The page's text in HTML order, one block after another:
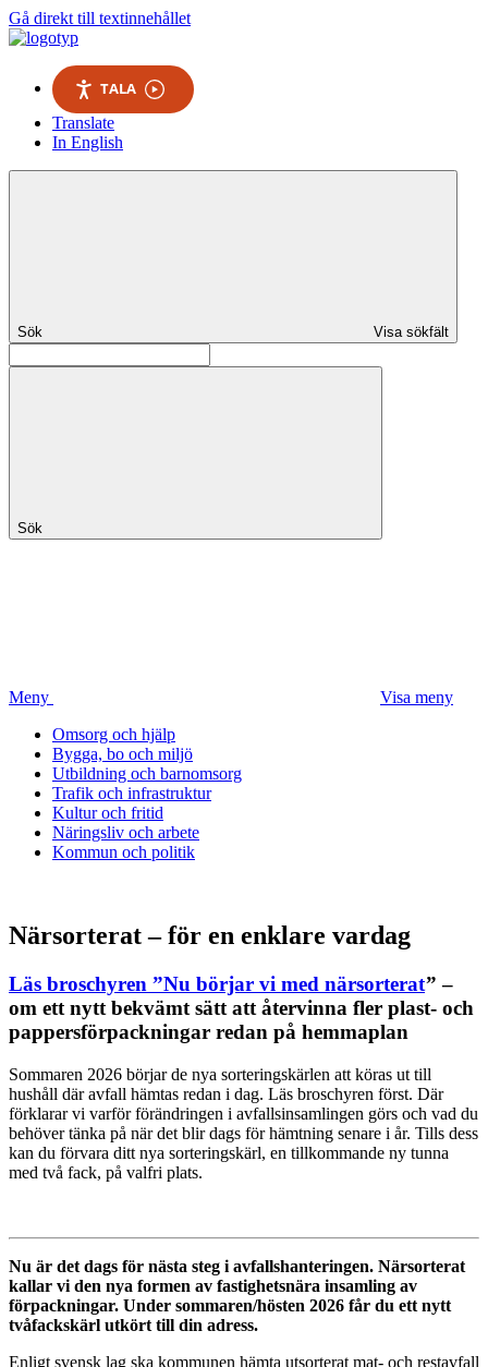
Gå direkt till textinnehållet
TALA
Translate
In English
Sök Visa sökfält
Sök
Meny
Visa meny
Omsorg och hjälp
Bygga, bo och miljö
Utbildning och barnomsorg
Trafik och infrastruktur
Kultur och fritid
Näringsliv och arbete
Kommun och politik
Närsorterat – för en enklare vardag
Läs broschyren ”Nu börjar vi med närsorterat” –
om ett nytt bekvämt sätt att återvinna fler plast- och
pappersförpackningar redan på hemmaplan
Sommaren 2026 börjar de nya sorteringskärlen att köras ut till
hushåll där avfall hämtas redan i dag. Läs broschyren först. Där
förklarar vi varför förändringen i avfallsinsamlingen görs och vad du
behöver tänka på när det blir dags för hämtning senare i år. Tills dess
kan du förvara ditt nya sorteringskärl, en tillkommande ny tunna
med två fack, på valfri plats.
Nu är det dags för nästa steg i avfallshanteringen. Närsorterat
kallar vi den nya formen av fastighetsnära insamling av
förpackningar. Under sommaren/hösten 2026 får du ett nytt
tvåfackskärl utkört till din adress.
Enligt svensk lag ska kommunen hämta utsorterat mat- och restavfall